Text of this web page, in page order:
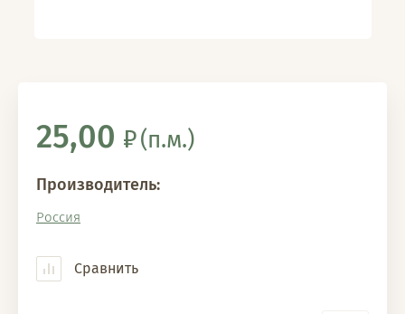
25,00 (п.м.)
Производитель:
Россия
Сравнить